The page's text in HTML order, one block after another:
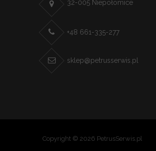
32-005 Niepołomice
+48 661-335-277
sklep@petrusserwis.pl
Copyright © 2026 PetrusSerwis.pl